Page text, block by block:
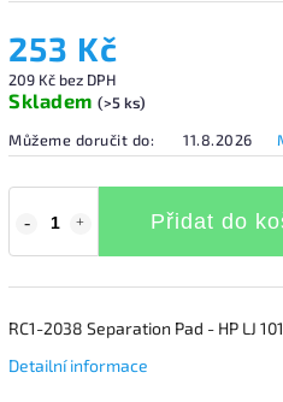
253 Kč
209 Kč bez DPH
Skladem (>5 ks)
Můžeme doručit do:
11.8.2026
Přidat do
RC1-2038 Separation Pad - HP LJ
Detailní informace